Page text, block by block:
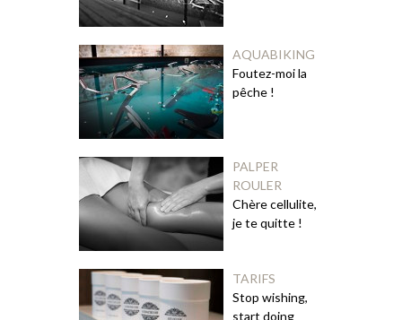
AQUABIKING
Foutez-moi la
pêche !
PALPER
ROULER
Chère cellulite,
je te quitte !
TARIFS
Stop wishing,
start doing